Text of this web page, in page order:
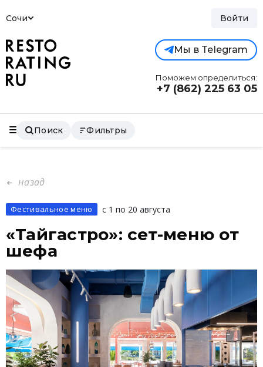
Сочи Войти
Мы в Telegram
Поможем определиться:
+7 (862) 225 63 05
Поиск Фильтры
назад
Фестивальное меню с 1 по 20 августа
«Тайгастро»: сет-меню от
шефа